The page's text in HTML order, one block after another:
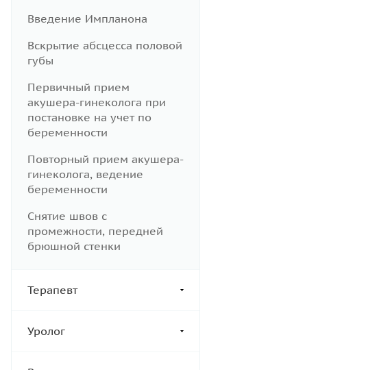
Введение Импланона
Вскрытие абсцесса половой
губы
Первичный прием
акушера-гинеколога при
постановке на учет по
беременности
Повторный прием акушера-
гинеколога, ведение
беременности
Снятие швов с
промежности, передней
брюшной стенки
Терапевт
Уролог